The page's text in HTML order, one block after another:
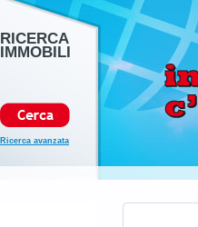
RICERCA
IMMOBILI
Ricerca avanzata